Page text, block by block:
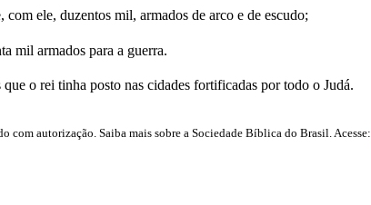
ele, duzentos mil, armados de arco e de escudo;
mil armados para a guerra.
o rei tinha posto nas cidades fortificadas por todo o Judá.
autorização. Saiba mais sobre a Sociedade Bíblica do Brasil. Acesse: